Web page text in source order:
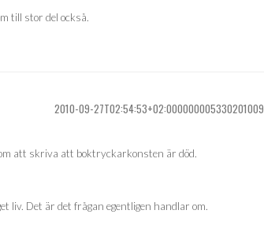
till stor del också.
2010-09-27T02:54:53+02:000000005330201009
att skriva att boktryckarkonsten är död.
liv. Det är det frågan egentligen handlar om.